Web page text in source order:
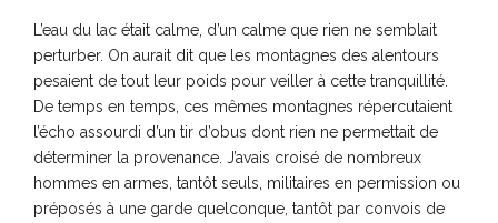
L’eau du lac était calme, d’un calme que rien ne semblait
perturber. On aurait dit que les montagnes des alentours
pesaient de tout leur poids pour veiller à cette tranquillité.
De temps en temps, ces mêmes montagnes répercutaient
l’écho assourdi d’un tir d’obus dont rien ne permettait de
déterminer la provenance. J’avais croisé de nombreux
hommes en armes, tantôt seuls, militaires en permission ou
préposés à une garde quelconque, tantôt par convois de